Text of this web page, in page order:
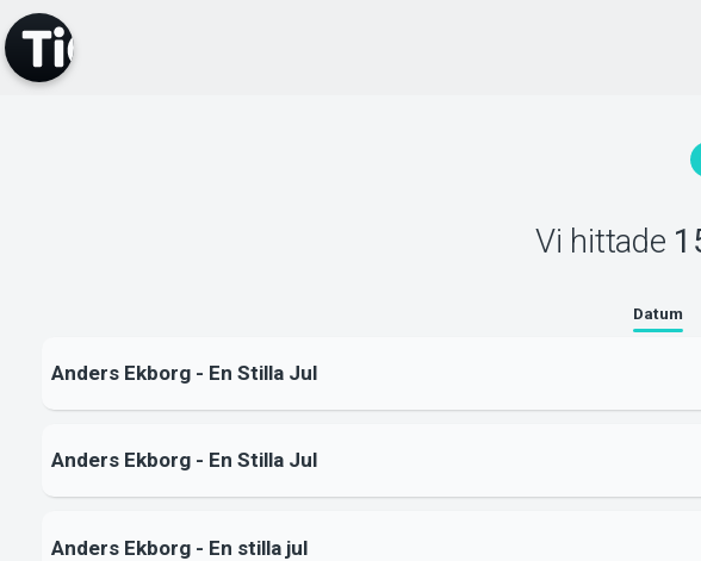
Vi hittade
Datum
Anders Ekborg - En Stilla Jul
Anders Ekborg - En Stilla Jul
Anders Ekborg - En stilla jul